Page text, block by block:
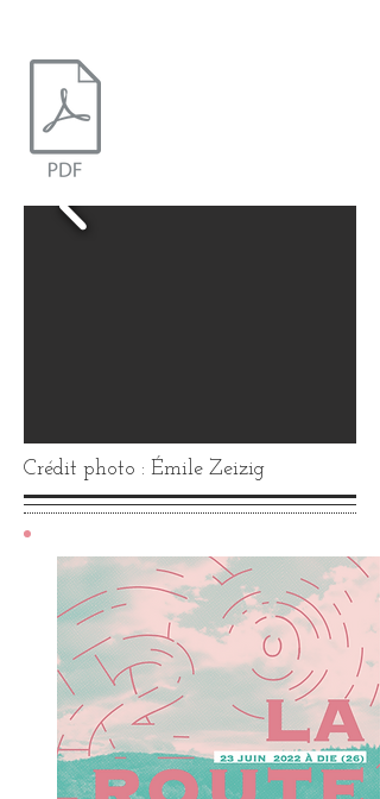
Crédit photo : Émile Zeizig